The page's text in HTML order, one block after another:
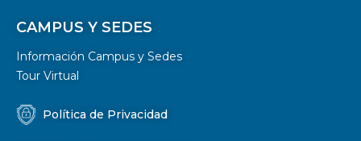
CAMPUS Y SEDES
Información Campus y Sedes
Tour Virtual
Política de Privacidad